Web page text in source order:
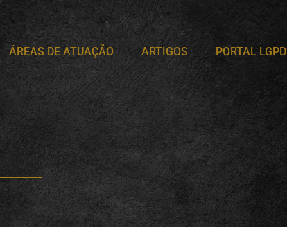
ÁREAS DE ATUAÇÃO ARTIGOS PORTAL LGPD